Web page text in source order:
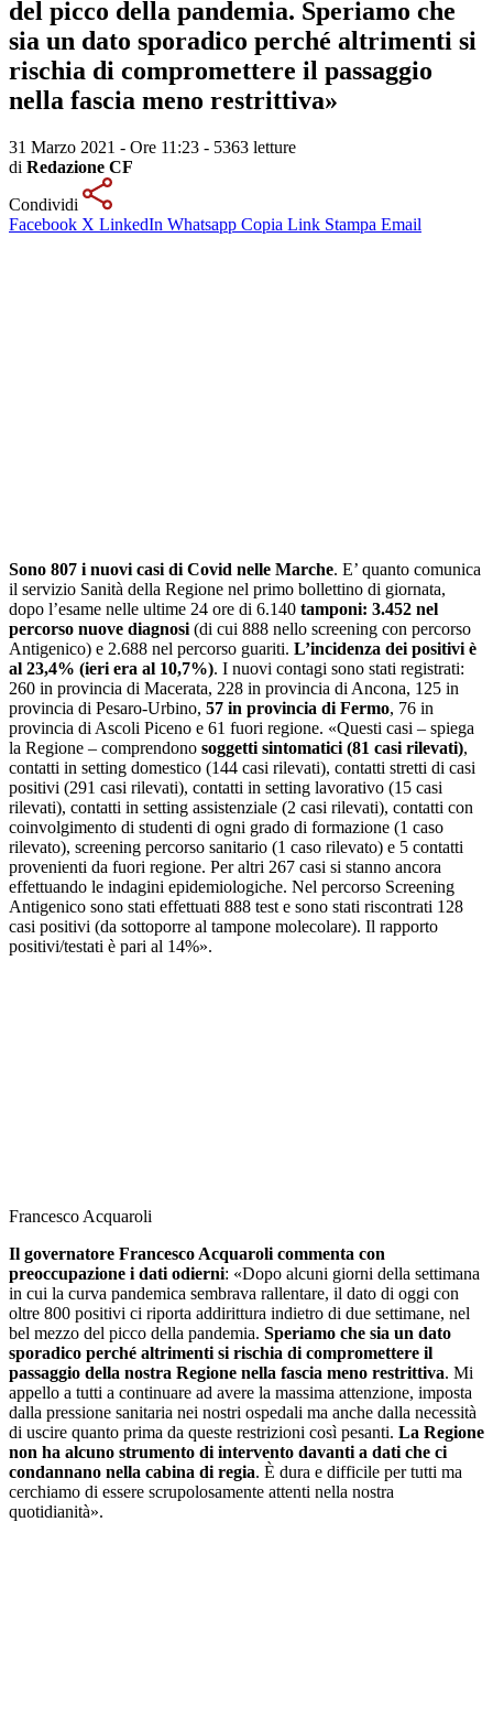
del picco della pandemia. Speriamo che
sia un dato sporadico perché altrimenti si
rischia di compromettere il passaggio
nella fascia meno restrittiva»
31 Marzo 2021 - Ore 11:23 - 5363 letture
di Redazione CF
Condividi
Facebook X LinkedIn Whatsapp Copia Link Stampa Email
Sono 807 i nuovi casi di Covid nelle Marche. E’ quanto comunica
il servizio Sanità della Regione nel primo bollettino di giornata,
dopo l’esame nelle ultime 24 ore di 6.140 tamponi: 3.452 nel
percorso nuove diagnosi (di cui 888 nello screening con percorso
Antigenico) e 2.688 nel percorso guariti. L’incidenza dei positivi è
al 23,4% (ieri era al 10,7%). I nuovi contagi sono stati registrati:
260 in provincia di Macerata, 228 in provincia di Ancona, 125 in
provincia di Pesaro-Urbino, 57 in provincia di Fermo, 76 in
provincia di Ascoli Piceno e 61 fuori regione. «Questi casi – spiega
la Regione – comprendono soggetti sintomatici (81 casi rilevati),
contatti in setting domestico (144 casi rilevati), contatti stretti di casi
positivi (291 casi rilevati), contatti in setting lavorativo (15 casi
rilevati), contatti in setting assistenziale (2 casi rilevati), contatti con
coinvolgimento di studenti di ogni grado di formazione (1 caso
rilevato), screening percorso sanitario (1 caso rilevato) e 5 contatti
provenienti da fuori regione. Per altri 267 casi si stanno ancora
effettuando le indagini epidemiologiche. Nel percorso Screening
Antigenico sono stati effettuati 888 test e sono stati riscontrati 128
casi positivi (da sottoporre al tampone molecolare). Il rapporto
positivi/testati è pari al 14%».
Francesco Acquaroli
Il governatore Francesco Acquaroli commenta con
preoccupazione i dati odierni: «Dopo alcuni giorni della settimana
in cui la curva pandemica sembrava rallentare, il dato di oggi con
oltre 800 positivi ci riporta addirittura indietro di due settimane, nel
bel mezzo del picco della pandemia. Speriamo che sia un dato
sporadico perché altrimenti si rischia di compromettere il
passaggio della nostra Regione nella fascia meno restrittiva. Mi
appello a tutti a continuare ad avere la massima attenzione, imposta
dalla pressione sanitaria nei nostri ospedali ma anche dalla necessità
di uscire quanto prima da queste restrizioni così pesanti. La Regione
non ha alcuno strumento di intervento davanti a dati che ci
condannano nella cabina di regia. È dura e difficile per tutti ma
cerchiamo di essere scrupolosamente attenti nella nostra
quotidianità».